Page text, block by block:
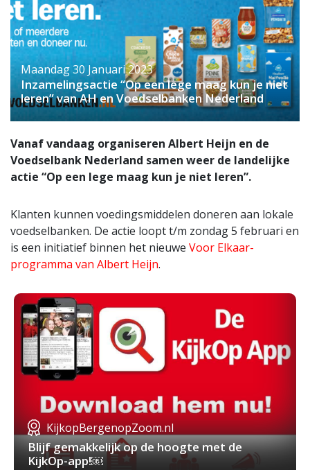
Maandag 30 Januari 2023
Inzamelingsactie “Op een lege maag kun je niet
leren” van AH en Voedselbanken Nederland
Vanaf vandaag organiseren Albert Heijn en de
Voedselbank Nederland samen weer de landelijke
actie “Op een lege maag kun je niet leren”.
Klanten kunnen voedingsmiddelen doneren aan lokale
voedselbanken. De actie loopt t/m zondag 5 februari en
is een initiatief binnen het nieuwe Voor Elkaar-
programma van Albert Heijn.
KijkopBergenopZoom.nl
Blijf gemakkelijk op de hoogte met de
KijkOp-app!￼